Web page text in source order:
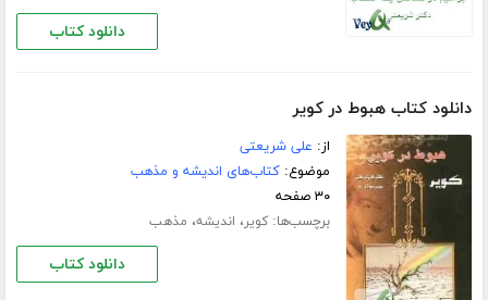
دانلود کتاب
دانلود کتاب هبوط در کویر
از: علی شریعتی
موضوع:کتاب‌های اندیشه و مذهب
۳۰ صفحه
برچسب‌ها:کویر، اندیشه، مذهب
دانلود کتاب